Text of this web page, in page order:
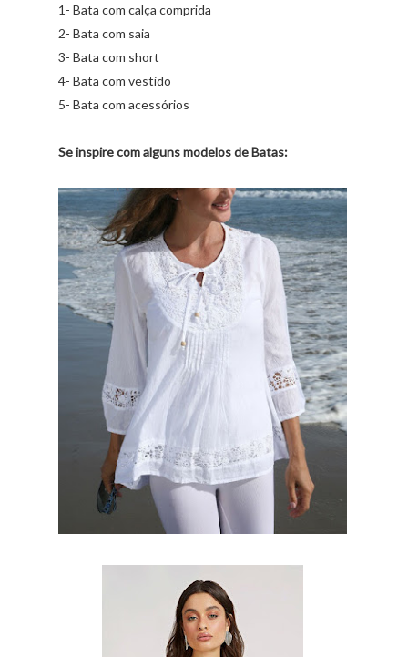
1- Bata com calça comprida
2- Bata com saia
3- Bata com short
4- Bata com vestido
5- Bata com acessórios
Se inspire com alguns modelos de Batas: